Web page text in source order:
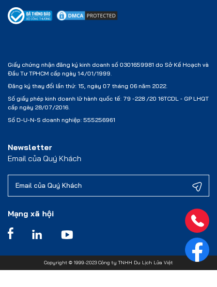
Giấy chứng nhận đăng ký kinh doanh số 0301659981 do Sở Kế Hoạch và
Đầu Tư TPHCM cấp ngày 14/01/1999.
Đăng ký thay đổi lần thứ: 15, ngày 07 tháng 06 năm 2022.
Số giấy phép kinh doanh lữ hành quốc tế: 79 -228 /20 16TCDL - GP LHQT
cấp ngày 28/07/2016.
Số D-U-N-S doanh nghiệp: 555256961
Newsletter
Email của Quý Khách
Mạng xã hội
Copyright © 1999-2023 Công ty TNHH Du Lịch Lửa Việt